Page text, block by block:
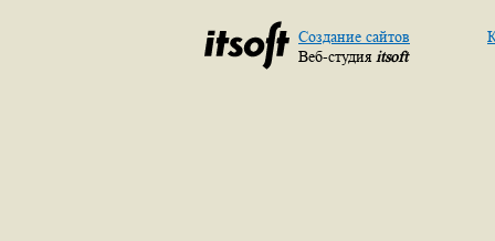
Создание сайтов
Веб-студия itsoft